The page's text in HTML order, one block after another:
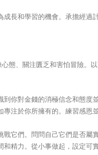
長和學習的機會。承擔經過
態、關注匱乏和害怕冒險。
你對金錢的消極信念和態度並
注於你所擁有的。練習感恩
它們。問問自己它們是否屬
精力。從小事做起，設定可